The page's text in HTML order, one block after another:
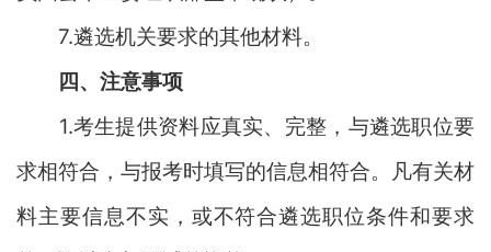
7.遴选机关要求的其他材料。
四 、注意事项
1.考生提供资料应真实、完整，与遴选职位要
求相符合，与报考时填写的信息相符合。凡有关材
料主要信息不实，或不符合遴选职位条件和要求